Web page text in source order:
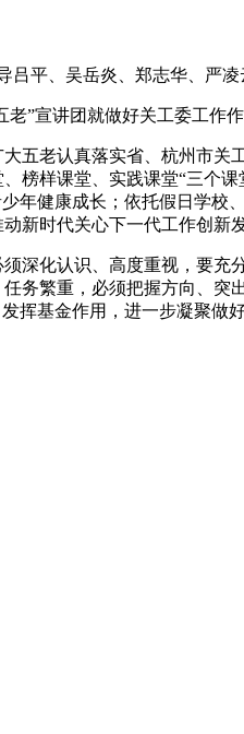
平、吴岳炎、郑志华、严凌
”宣讲团就做好关工委工作作
五老认真落实省、杭州市关
榜样课堂、实践课堂“三个
健康成长；依托假日学校
新时代关心下一代工作创新发
深化认识、高度重视，要充
务繁重，必须把握方向、突
挥基金作用，进一步凝聚做